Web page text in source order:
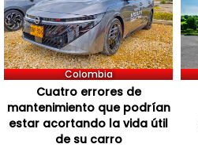
Colombia
Cuatro errores de
mantenimiento que podrían
estar acortando la vida útil
de su carro